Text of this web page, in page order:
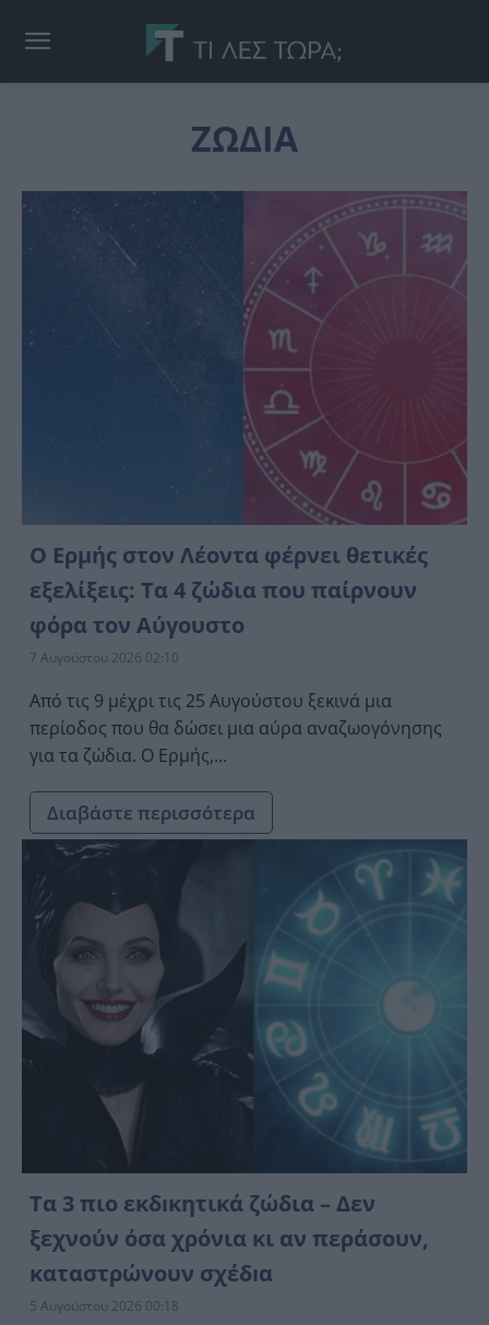
ΖΩΔΙΑ
Ο Ερμής στον Λέοντα φέρνει θετικές
εξελίξεις: Τα 4 ζώδια που παίρνουν
φόρα τον Αύγουστο
7 Αυγούστου 2026 02:10
Από τις 9 μέχρι τις 25 Αυγούστου ξεκινά μια
περίοδος που θα δώσει μια αύρα αναζωογόνησης
για τα ζώδια. Ο Ερμής,...
Διαβάστε περισσότερα
Tα 3 πιο εκδıκητικά ζώδια – Δεν
ξεχνoύν όσα χρόνια κι αν περάσουν,
καταστρώνoυν σχέδıα
5 Αυγούστου 2026 00:18